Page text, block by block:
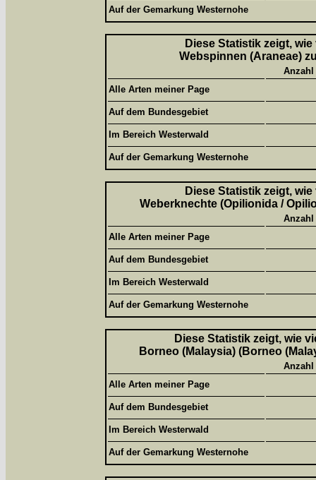
Auf der Gemarkung Westernohe
Diese Statistik zeigt,
Webspinnen (Araneae)
Alle Arten meiner Page
Auf dem Bundesgebiet
Im Bereich Westerwald
Auf der Gemarkung Westernohe
Diese Statistik zeigt,
Weberknechte (Opilionida /
Alle Arten meiner Page
Auf dem Bundesgebiet
Im Bereich Westerwald
Auf der Gemarkung Westernohe
Diese Statistik zeigt, wie
Borneo (Malaysia) (Borneo
Alle Arten meiner Page
Auf dem Bundesgebiet
Im Bereich Westerwald
Auf der Gemarkung Westernohe